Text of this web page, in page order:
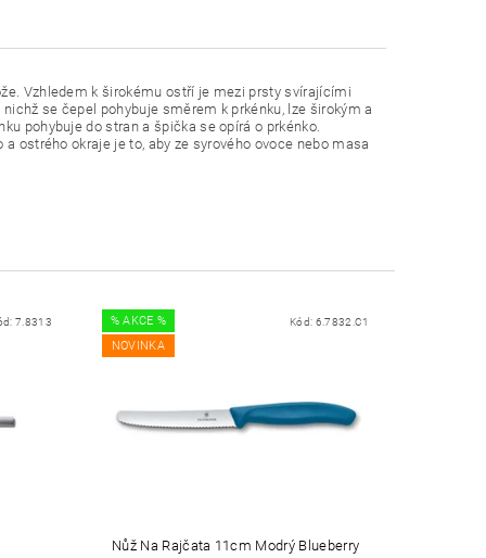
Vzhledem k širokému ostří je mezi prsty svírajícími
se čepel pohybuje směrem k prkénku, lze širokým a
pohybuje do stran a špička se opírá o prkénko.
ostrého okraje je to, aby ze syrového ovoce nebo masa
7.8313
% AKCE %
NOVINKA
Kód: 6.7832.C1
Nůž Na Rajčata 11cm Modrý Blueberry